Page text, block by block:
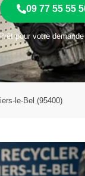
09 77 55 55
Prêt pour votre demande
le-Bel (95400)